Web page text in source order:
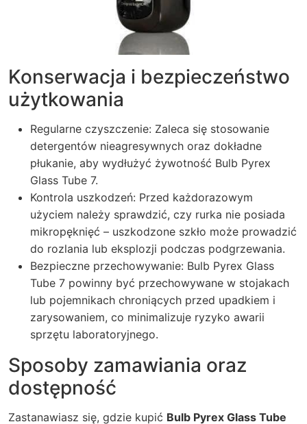
Konserwacja i bezpieczeństwo
użytkowania
Regularne czyszczenie: Zaleca się stosowanie
detergentów nieagresywnych oraz dokładne
płukanie, aby wydłużyć żywotność Bulb Pyrex
Glass Tube 7.
Kontrola uszkodzeń: Przed każdorazowym
użyciem należy sprawdzić, czy rurka nie posiada
mikropęknięć – uszkodzone szkło może prowadzić
do rozlania lub eksplozji podczas podgrzewania.
Bezpieczne przechowywanie: Bulb Pyrex Glass
Tube 7 powinny być przechowywane w stojakach
lub pojemnikach chroniących przed upadkiem i
zarysowaniem, co minimalizuje ryzyko awarii
sprzętu laboratoryjnego.
Sposoby zamawiania oraz
dostępność
Zastanawiasz się, gdzie kupić Bulb Pyrex Glass Tube